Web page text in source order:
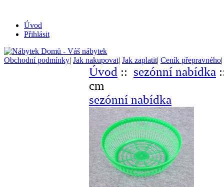
Úvod
Přihlásit
Obchodní podmínky| Jak nakupovat| Jak zaplatit| Ceník přepravného|
Úvod :: sezónní nabídka
cm
sezónní nabídka